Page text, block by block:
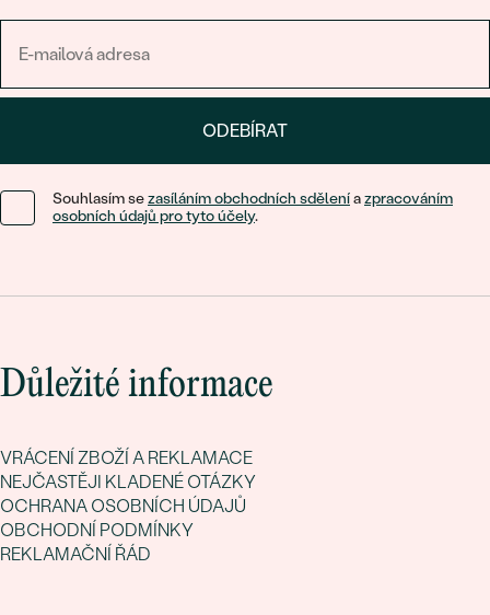
ODEBÍRAT
Souhlasím sezasíláním obchodních sděleníazpracováním
osobních údajů pro tyto účely.
Důležité informace
VRÁCENÍ ZBOŽÍ A REKLAMACE
NEJČASTĚJI KLADENÉ OTÁZKY
OCHRANA OSOBNÍCH ÚDAJŮ
OBCHODNÍ PODMÍNKY
REKLAMAČNÍ ŘÁD